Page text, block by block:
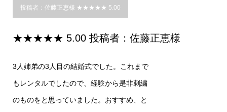
投稿者：佐藤正恵様 ★★★★★ 5.00
★★★★★ 5.00 投稿者：佐藤正恵様
3人姉弟の3人目の結婚式でした。これまで
もレンタルでしたので、経験から是非刺繍
のものをと思っていました。おすすめ、と